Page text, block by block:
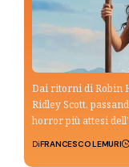
Dai ritorni di Robin
Ridley Scott,
horror più attesi
DiFRANCESCO LEMURI